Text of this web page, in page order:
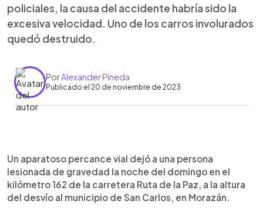
policiales, la causa del accidente habría sido la
excesiva velocidad. Uno de los carros involurados
quedó destruido.
PorAlexander Pineda
Publicado el 20 de noviembre de 2023
Escuchar artículo
Un aparatoso percance vial dejó a una persona
lesionada de gravedad la noche del domingo en el
kilómetro 162 de la carretera Ruta de la Paz, a la altura
del desvío al municipio de San Carlos, en Morazán.